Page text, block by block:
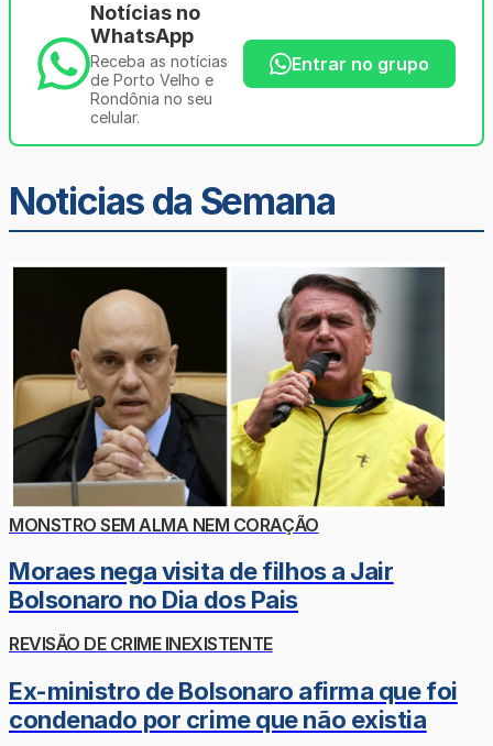
Notícias no
WhatsApp
Receba as notícias
de Porto Velho e
Rondônia no seu
celular.
Entrar no grupo
Noticias da Semana
MONSTRO SEM ALMA NEM CORAÇÃO
Moraes nega visita de filhos a Jair
Bolsonaro no Dia dos Pais
REVISÃO DE CRIME INEXISTENTE
Ex-ministro de Bolsonaro afirma que foi
condenado por crime que não existia